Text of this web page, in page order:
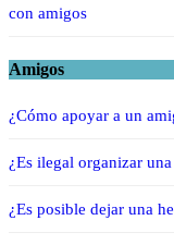
con amigos
Amigos
¿Cómo apoyar a un
¿Es ilegal organizar
¿Es posible dejar una